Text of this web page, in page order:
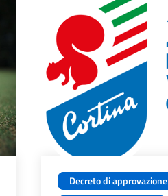
Decreto di approvazione